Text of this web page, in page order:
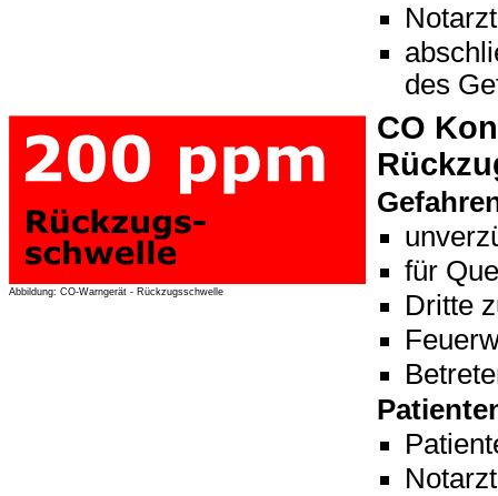
des
Abbildung: CO-Warngerät - Rückzugsschwelle
CO
für
Dritte